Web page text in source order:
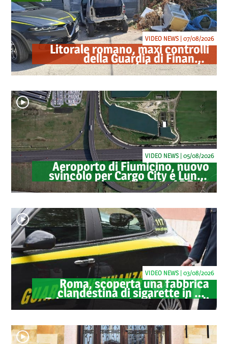
Litorale romano, maxi controlli
della Guardia di Finanza:
sequestrati droga, armi e
ricambi di auto rubate
VIDEO NEWS | 07/08/2026
Aeroporto di Fiumicino, nuovo
svincolo per Cargo City e Lunga
Sosta: investimento ADR da
oltre 40 milioni
VIDEO NEWS | 05/08/2026
Roma, scoperta una fabbrica
clandestina di sigarette in via
Trigoria: sequestrati 1.350 kg di
tabacco
VIDEO NEWS | 03/08/2026